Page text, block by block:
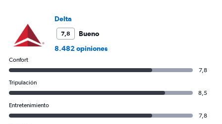
Delta
7,8
Bueno
8.482 opiniones
Confort
7,8
Tripulación
8,5
Entretenimiento
7,8